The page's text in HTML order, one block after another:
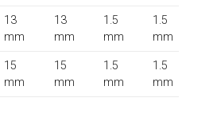
13
mm
13
mm
1.5
mm
1.5
mm
15
mm
15
mm
1.5
mm
1.5
mm